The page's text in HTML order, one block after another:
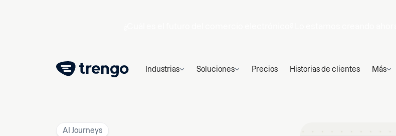
Industrias Soluciones Precios Historias de clientes Más
AI Journeys